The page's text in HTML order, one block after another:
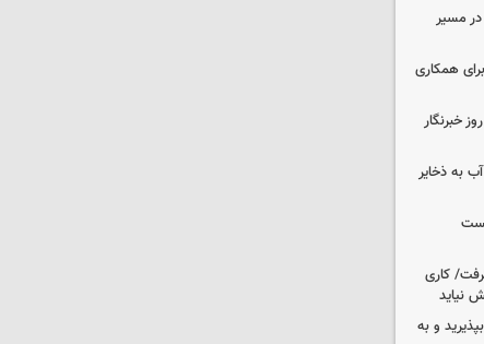
در مسیر
همکاری
خبرنگار
آب به ذخایر
گرفت/ کاری
نیاید
و به